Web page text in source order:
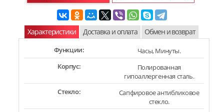
Характеристики Доставка и оплата Обмен и возврат
Функции:
Часы, Минуты.
Корпус:
Полированная
гипоаллергенная сталь.
Стекло:
Сапфировое антибликовое
стекло.